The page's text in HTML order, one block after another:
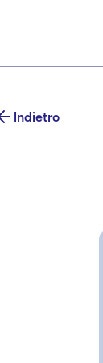
Indietro